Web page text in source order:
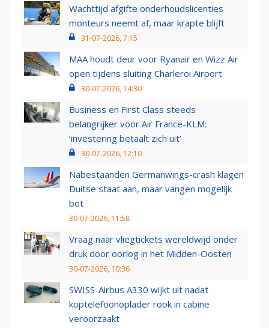
Wachttijd afgifte onderhoudslicenties
monteurs neemt af, maar krapte blijft
31-07-2026, 7:15
MAA houdt deur voor Ryanair en Wizz Air
open tijdens sluiting Charleroi Airport
30-07-2026, 14:30
Business en First Class steeds
belangrijker voor Air France-KLM:
‘investering betaalt zich uit’
30-07-2026, 12:10
Nabestaanden Germanwings-crash klagen
Duitse staat aan, maar vangen mogelijk
bot
30-07-2026, 11:58
Vraag naar vliegtickets wereldwijd onder
druk door oorlog in het Midden-Oosten
30-07-2026, 10:36
SWISS-Airbus A330 wijkt uit nadat
koptelefoonoplader rook in cabine
veroorzaakt